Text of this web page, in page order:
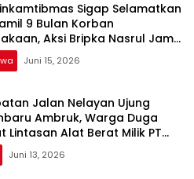
Sigap Selamatkan
9 Bulan Korban
Aksi Bripka Nasrul Jamil
Media Sosial
Juni 15, 2026
Jalan Nelayan Ujung
Ambruk, Warga Duga
Lintasan Alat Berat Milik PT
Dutahutama
Juni 13, 2026